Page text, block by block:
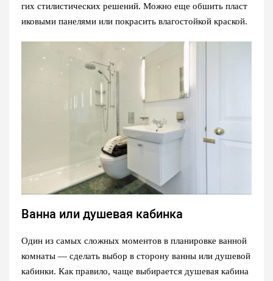
гих стилистических решений. Можно еще обшить пласт
иковыми панелями или покрасить влагостойкой краской.
Ванна или душевая кабинка
Один из самых сложных моментов в планировке ванной
комнаты — сделать выбор в сторону ванны или душевой
кабинки. Как правило, чаще выбирается душевая кабина